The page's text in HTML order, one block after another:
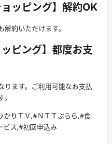
ッピング】解約OK
約いただけます。
ピング】都度お支
ります。ご利用可能なお支払
かりＴＶ,#ＮＴＴぷらら,#食
ビス,#初回申込み